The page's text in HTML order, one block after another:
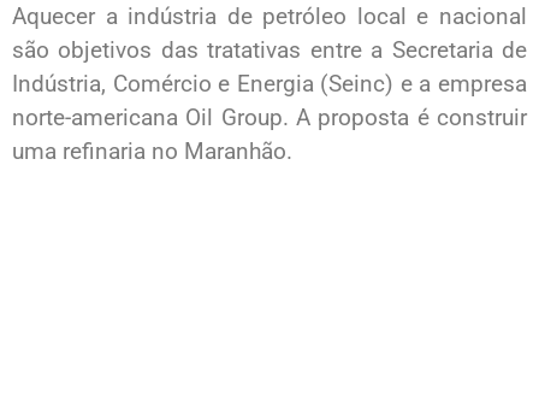
Aquecer a indústria de petróleo local e nacional
são objetivos das tratativas entre a Secretaria de
Indústria, Comércio e Energia (Seinc) e a empresa
norte-americana Oil Group. A proposta é construir
uma refinaria no Maranhão.